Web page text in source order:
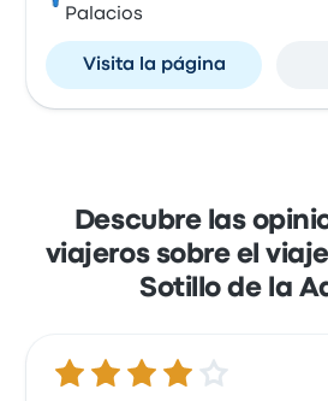
Palacios
Visita la página
Descubre las
viajeros sobre el
Sotillo de la
4.2 de 5 estrellas